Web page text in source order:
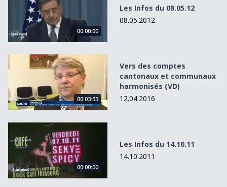
00:00:00
Les Infos du 08.05.12
08.05.2012
Vers des comptes cantonaux et communaux harmonisés
00:03:33
Vers des comptes
cantonaux et communaux
harmonisés (VD)
12.04.2016
Les Infos du 14.10.11
00:00:00
Les Infos du 14.10.11
14.10.2011